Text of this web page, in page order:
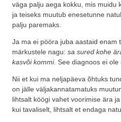
väga palju aega kokku, mis muidu
ja teiseks muutub enesetunne
palju paremaks.
Ja ma ei pööra juba aastaid enam
märkustele nagu: sa sured kohe
kasvõi kommi. See diagnoos ei
Nii et kui ma neljapäeva õhtuks
on jälle väljakannatamatuks
lihtsalt köögi vahet voorimise ära
kui tavaliselt, lihtsalt et endaga